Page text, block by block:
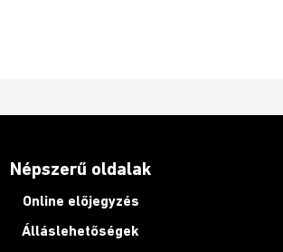
Népszerű oldalak
Online előjegyzés
Álláslehetőségek